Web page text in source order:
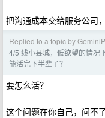
把沟通成本交给服务公司
Replied to a topic by
4/5 线小县城，低欲望的情况
能活完下半辈子？
要怎么活？
这个问题在你自己，问不了